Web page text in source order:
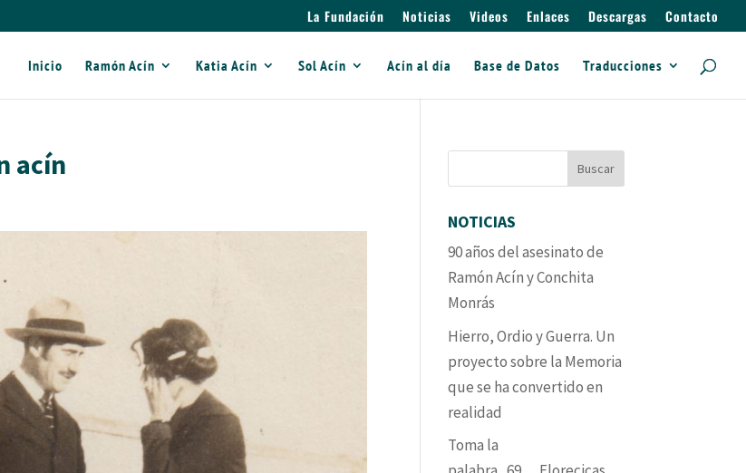
La Fundación Noticias Videos Enlaces Descargas Contacto
Inicio Ramón Acín Katia Acín Sol Acín Acín al día Base de Datos Traducciones
acín
NOTICIAS
90 años del asesinato de
Ramón Acín y Conchita
Monrás
Hierro, Ordio y Guerra. Un
proyecto sobre la Memoria
que se ha convertido en
realidad
Toma la